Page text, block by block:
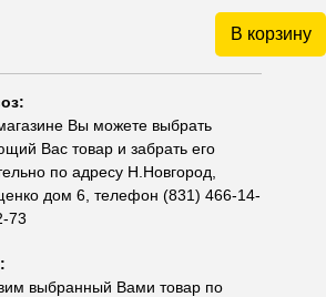
В корзину
Вы можете выбрать
Вас товар и забрать его
по адресу Н.Новгород,
дом 6, телефон (831) 466-14-
73
выбранный Вами товар по